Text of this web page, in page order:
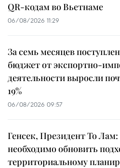
QR-кодам во Вьетнаме
06/08/2026 11:29
За семь месяцев
бюджет от экспортно-
деятельности выросли
19%
06/08/2026 09:57
Генсек, Президент То Лам:
необходимо обновить
территориальному